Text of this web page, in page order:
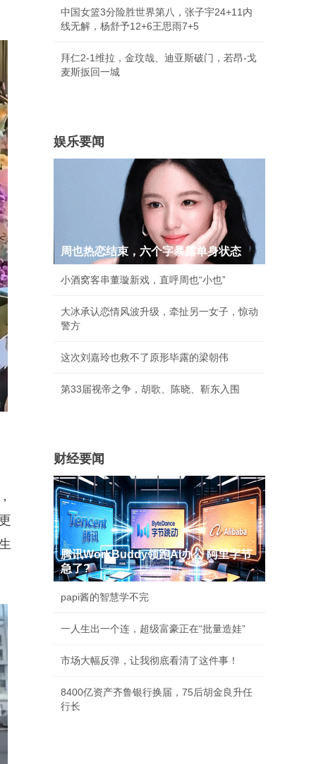
中国女篮3分险胜世界第八，张子宇24+11内
线无解，杨舒予12+6王思雨7+5
拜仁2-1维拉，金玟哉、迪亚斯破门，若昂-戈
麦斯扳回一城
娱乐要闻
周也热恋结束，六个字暴露单身状态
小酒窝客串董璇新戏，直呼周也“小也”
大冰承认恋情风波升级，牵扯另一女子，惊动
警方
这次刘嘉玲也救不了原形毕露的梁朝伟
第33届视帝之争，胡歌、陈晓、靳东入围
财经要闻
腾讯WorkBuddy领跑AI办公 阿里字节
急了?
papi酱的智慧学不完
一人生出一个连，超级富豪正在“批量造娃”
市场大幅反弹，让我彻底看清了这件事！
8400亿资产齐鲁银行换届，75后胡金良升任
行长